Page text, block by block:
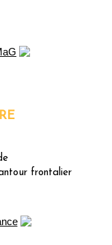
frontalier